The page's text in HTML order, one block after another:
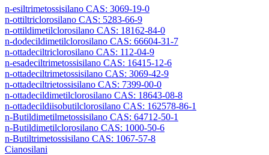
n-esiltrimetossisilano CAS: 3069-19-0
n-ottiltriclorosilano CAS: 5283-66-9
n-ottildimetilclorosilano CAS: 18162-84-0
n-dodecildimetilclorosilano CAS: 66604-31-7
n-ottadeciltriclorosilano CAS: 112-04-9
n-esadeciltrimetossisilano CAS: 16415-12-6
n-ottadeciltrimetossisilano CAS: 3069-42-9
n-ottadeciltrietossisilano CAS: 7399-00-0
n-ottadecildimetilclorosilano CAS: 18643-08-8
n-ottadecildiisobutilclorosilano CAS: 162578-86-1
n-Butildimetilmetossisilano CAS: 64712-50-1
n-Butildimetilclorosilano CAS: 1000-50-6
n-Butiltrimetossisilano CAS: 1067-57-8
Cianosilani